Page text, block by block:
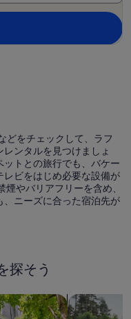
どをチェックして、ラフ
ンタルを見つけましょ
トとの旅行でも、バケー
レビをはじめ必要な設備が
やバリアフリーを含め、
、ニーズに合った宿泊先が
探そう
ム、アパートメントを
キャビンを